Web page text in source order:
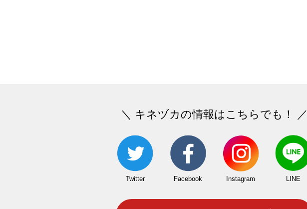
＼ キネヅカの情報はこちらでも！ ／
Twitter Facebook Instagram LINE